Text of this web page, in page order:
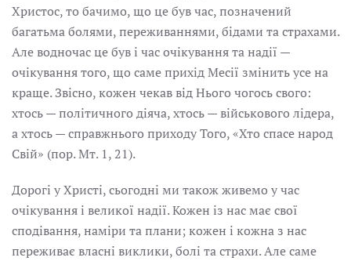
Христос, то бачимо, що це був час, позначений
багатьма болями, переживаннями, бідами та страхами.
Але водночас це був і час очікування та надії —
очікування того, що саме прихід Месії змінить усе на
краще. Звісно, кожен чекав від Нього чогось свого:
хтось — політичного діяча, хтось — військового лідера,
а хтось — справжнього приходу Того, «Хто спасе народ
Свій» (пор. Мт. 1, 21).
Дорогі у Христі, сьогодні ми також живемо у час
очікування і великої надії. Кожен із нас має свої
сподівання, наміри та плани; кожен і кожна з нас
переживає власні виклики, болі та страхи. Але саме